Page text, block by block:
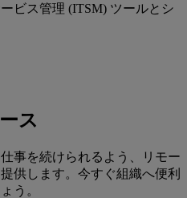
ビス管理 (ITSM) ツールとシ
ス
事を続けられるよう、リモー
供します。今すぐ組織へ便利
う。